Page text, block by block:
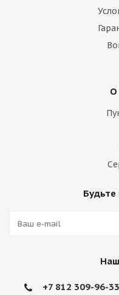
О
Будьте
+7 812 309-96-33